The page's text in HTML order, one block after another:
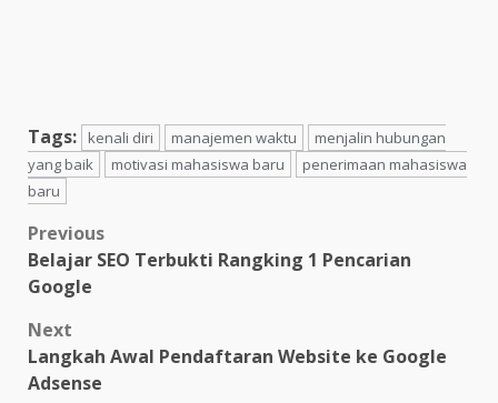
Tags: kenali diri manajemen waktu
menjalin hubungan
yang baik
motivasi mahasiswa baru
penerimaan mahasiswa
baru
Post
navigation
Previous
Belajar SEO Terbukti Rangking 1 Pencarian
Google
Next
Langkah Awal Pendaftaran Website ke Google
Adsense